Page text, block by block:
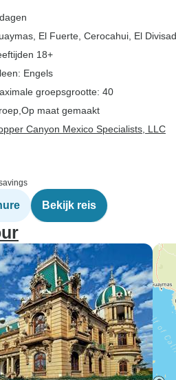
, El Fuerte , Cerocahui , El
18+
Engels
groepsgrootte: 40
Op maat gemaakt
Canyon Mexico Specialists, LLC
Bekijk reis